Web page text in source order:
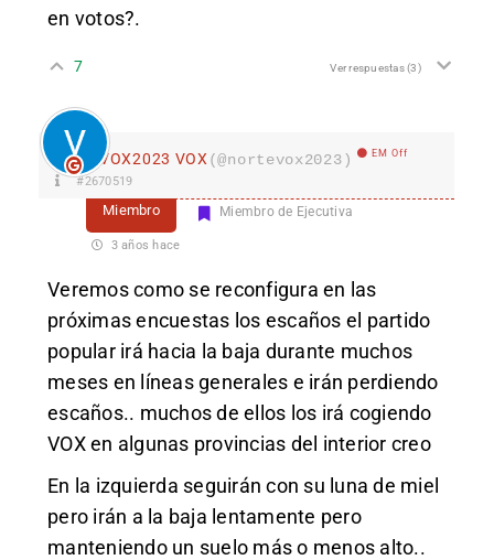
en votos?.
7 Ver respuestas(3)
VOX2023 VOX (@nortevox2023) EM Off
#2670519
Miembro Miembro de Ejecutiva
3 años hace
Veremos como se reconfigura en las
próximas encuestas los escaños el partido
popular irá hacia la baja durante muchos
meses en líneas generales e irán perdiendo
escaños.. muchos de ellos los irá cogiendo
VOX en algunas provincias del interior creo
En la izquierda seguirán con su luna de miel
pero irán a la baja lentamente pero
manteniendo un suelo más o menos alto..